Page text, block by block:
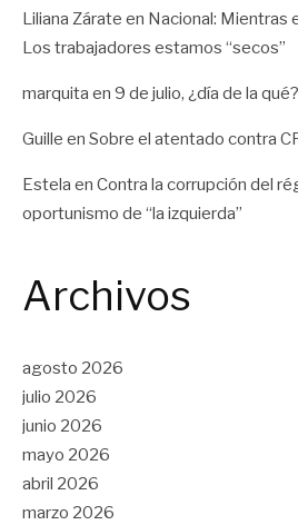
Liliana Zárate en Nacional: Mientras
Los trabajadores estamos “secos”
marquita en 9 de julio, ¿día de la qué?
Guille en Sobre el atentado contra
Estela en Contra la corrupción del
oportunismo de “la izquierda”
Archivos
agosto 2026
julio 2026
junio 2026
mayo 2026
abril 2026
marzo 2026